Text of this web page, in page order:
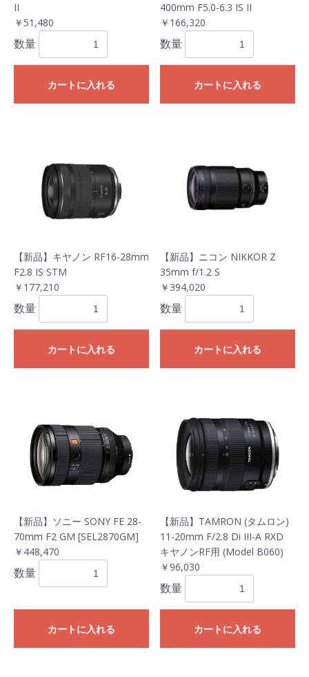
II
￥51,480
数量
カートに入れる
400mm F5.0-6.3 IS II
￥166,320
数量
カートに入れる
【新品】キヤノン RF16-28mm
F2.8 IS STM
￥177,210
数量
カートに入れる
【新品】ニコン NIKKOR Z
35mm f/1.2 S
￥394,020
数量
カートに入れる
【新品】ソニー SONY FE 28-
70mm F2 GM [SEL2870GM]
￥448,470
数量
カートに入れる
【新品】TAMRON (タムロン)
11-20mm F/2.8 Di III-A RXD
キヤノンRF用 (Model B060)
￥96,030
数量
カートに入れる